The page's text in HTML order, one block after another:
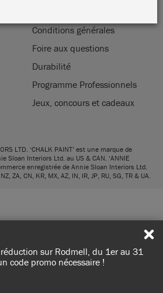
sur Rodmell, du 1er au 31
code promo nécessaire !
Conditions générales
Foire aux questions
Durabilité
Programme Professionnels
Jeux, concours et cadeaux
LTD. ‘CHALK PAINT’ est une marque de
Sloan Interiors Ltd. au US & CAN. ‘ANNIE
enregistrée de Annie Sloan Interiors Ltd.
ZA, CN, KR, MX, AZ, IN, IR, JP, RU, SG, TR & UA.